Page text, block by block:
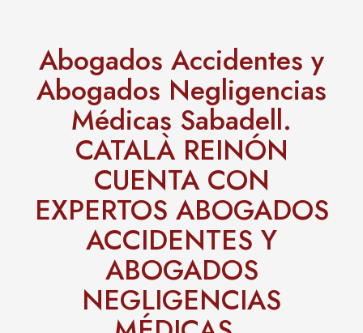
Abogados Accidentes y
Abogados Negligencias
Médicas Sabadell.
CATALÀ REINÓN
CUENTA CON
EXPERTOS ABOGADOS
ACCIDENTES Y
ABOGADOS
NEGLIGENCIAS